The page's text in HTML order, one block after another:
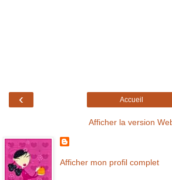
‹ Accueil
Afficher la version
Afficher mon profil complet